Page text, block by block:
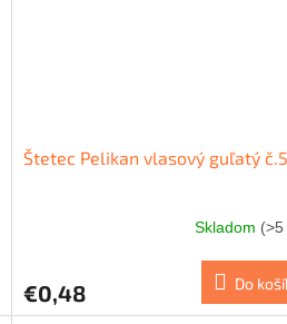
Štetec Pelikan vlasový guľatý č.5
Skladom (>5
€0,48 Do